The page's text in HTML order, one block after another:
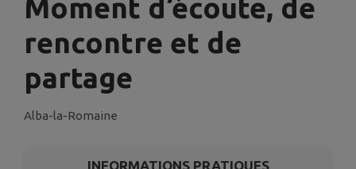
Moment d’écoute, de
rencontre et de
partage
Alba-la-Romaine
INFORMATIONS PRATIQUES